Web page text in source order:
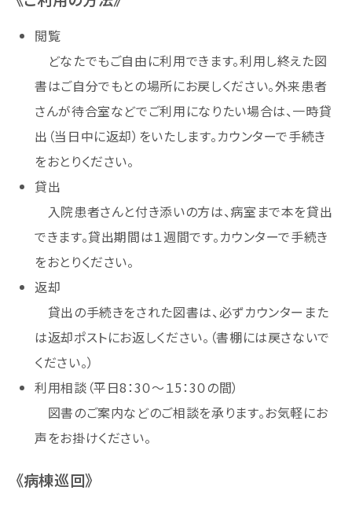
閲覧
どなたでもご自由に利用できます。利用し終えた図
書はご自分でもとの場所にお戻しください。外来患者
さんが待合室などでご利用になりたい場合は、一時貸
出（当日中に返却）をいたします。カウンターで手続き
をおとりください。
貸出
入院患者さんと付き添いの方は、病室まで本を貸出
できます。貸出期間は１週間です。カウンターで手続き
をおとりください。
返却
貸出の手続きをされた図書は、必ずカウンターまた
は返却ポストにお返しください。（書棚には戻さないで
ください。）
利用相談（平日8：3０～１5：3０の間）
図書のご案内などのご相談を承ります。お気軽にお
声をお掛けください。
《病棟巡回》